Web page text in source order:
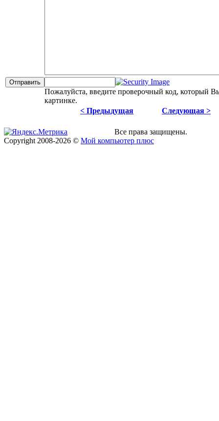
Пожалуйста, введите проверочный код, который
картинке.
< Предыдущая
Следующая >
Все права защищены.
Copyright 2008-2026 © Мой компьютер плюс